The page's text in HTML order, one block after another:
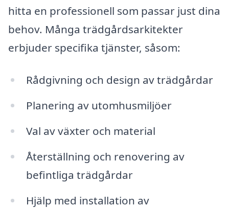
hitta en professionell som passar just dina
behov. Många trädgårdsarkitekter
erbjuder specifika tjänster, såsom:
Rådgivning och design av trädgårdar
Planering av utomhusmiljöer
Val av växter och material
Återställning och renovering av
befintliga trädgårdar
Hjälp med installation av